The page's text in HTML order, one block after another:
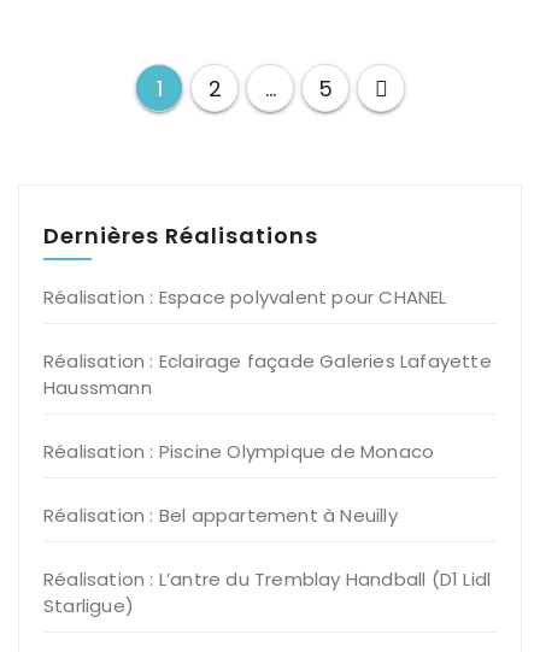
nouvelle
fenêtre)
Navigation
des
1 2 … 5
Dernières Réalisations
Réalisation : Espace polyvalent pour CHANEL
Réalisation : Eclairage façade Galeries Lafayette
Haussmann
Réalisation : Piscine Olympique de Monaco
Réalisation : Bel appartement à Neuilly
Réalisation : L’antre du Tremblay Handball (D1 Lidl
Starligue)